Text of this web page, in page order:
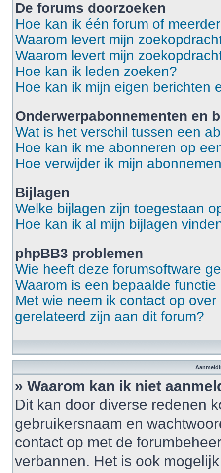
De forums doorzoeken
Hoe kan ik één forum of
Waarom levert mijn
Waarom levert mijn
Hoe kan ik leden zoeken?
Hoe kan ik mijn eigen berichten
Onderwerpabonnementen en
Wat is het verschil tussen een
Hoe kan ik me abonneren op
Hoe verwijder ik mijn
Bijlagen
Welke bijlagen zijn toegestaan
Hoe kan ik al mijn bijlagen
phpBB3 problemen
Wie heeft deze forumsoftware
Waarom is een bepaalde
Met wie neem ik contact op
gerelateerd zijn aan dit forum?
» Waarom kan ik niet
Dit kan door diverse redenen
gebruikersnaam en
contact op met de
verbannen. Het is ook